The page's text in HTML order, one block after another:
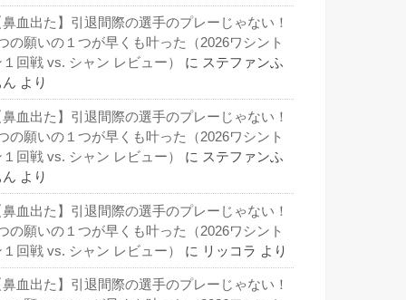
鼻血出た】引退間際の選手のプレーじゃない！
の願いの１つが早くも叶った（2026ワシント
１回戦 vs. シャン レビュー）
に ステファンふ
ん より
鼻血出た】引退間際の選手のプレーじゃない！
の願いの１つが早くも叶った（2026ワシント
１回戦 vs. シャン レビュー）
に ステファンふ
ん より
鼻血出た】引退間際の選手のプレーじゃない！
の願いの１つが早くも叶った（2026ワシント
１回戦 vs. シャン レビュー）
に リッコラ より
鼻血出た】引退間際の選手のプレーじゃない！